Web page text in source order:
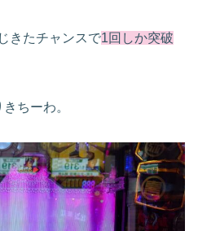
きたチャンスで1回しか突破
ちーわ。